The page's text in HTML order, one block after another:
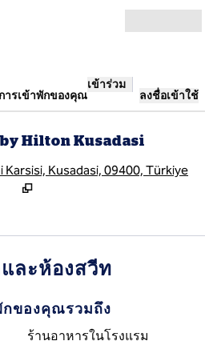
ารเข้าพักของคุณ
เข้าร่วม
ลงชื่อเข้าใช้
Hilton Kusadasi
Karsisi, Kusadasi, 09400, Türkiye
ละห้องสวีท
กของคุณรวมถึง
ร้านอาหารในโรงแรม